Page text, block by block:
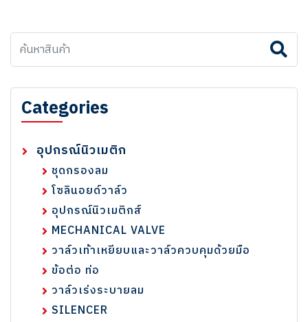
Categories
อุปกรณ์นิวเมติก
ชุดกรองลม
โซลินอยด์วาล์ว
อุปกรณ์นิวเมติกส์
MECHANICAL VALVE
วาล์วเท้าเหยียบและวาล์วควบคุมด้วยมือ
ข้อต่อ ท่อ
วาล์วเร่งระบายลม
SILENCER